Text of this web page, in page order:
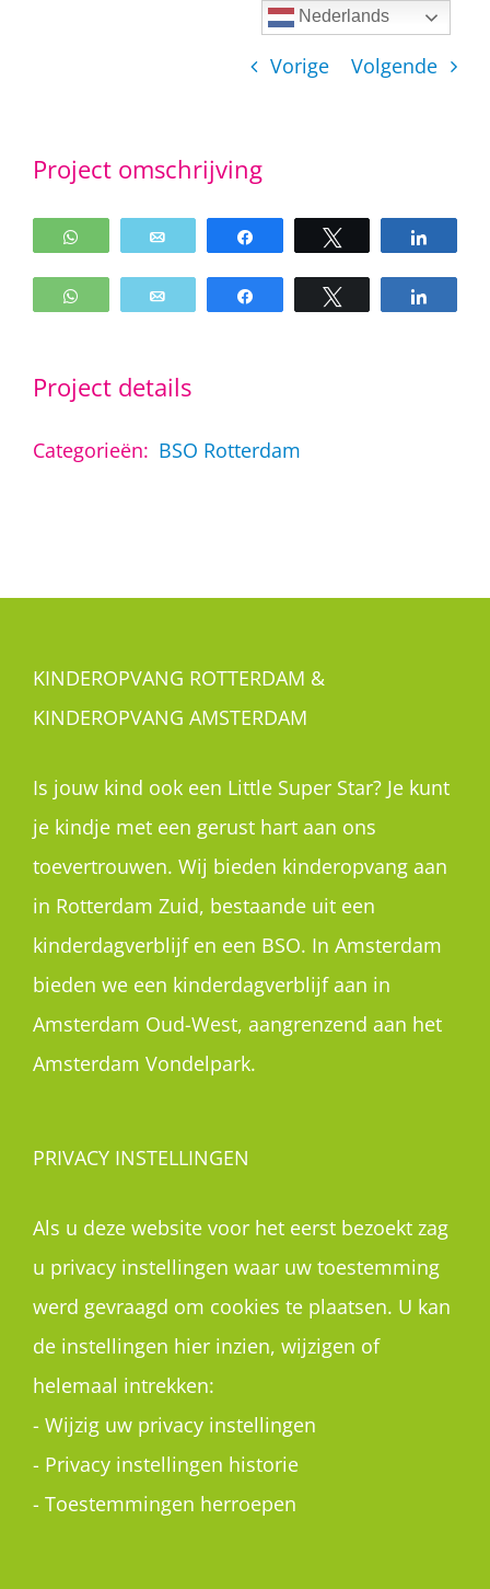
Vorige Volgende
Project omschrijving
WhatsApp
WhatsApp
Project details
Categorieën: BSO Rotterdam
KINDEROPVANG ROTTERDAM &
KINDEROPVANG AMSTERDAM
Is jouw kind ook een Little Super Star? Je kunt
je kindje met een gerust hart aan ons
toevertrouwen. Wij bieden kinderopvang aan
in Rotterdam Zuid, bestaande uit een
kinderdagverblijf en een BSO. In Amsterdam
bieden we een kinderdagverblijf aan in
Amsterdam Oud-West, aangrenzend aan het
Amsterdam Vondelpark.
PRIVACY INSTELLINGEN
Als u deze website voor het eerst bezoekt zag
u privacy instellingen waar uw toestemming
werd gevraagd om cookies te plaatsen. U kan
de instellingen hier inzien, wijzigen of
helemaal intrekken:
- Wijzig uw privacy instellingen
- Privacy instellingen historie
- Toestemmingen herroepen
Nederlands